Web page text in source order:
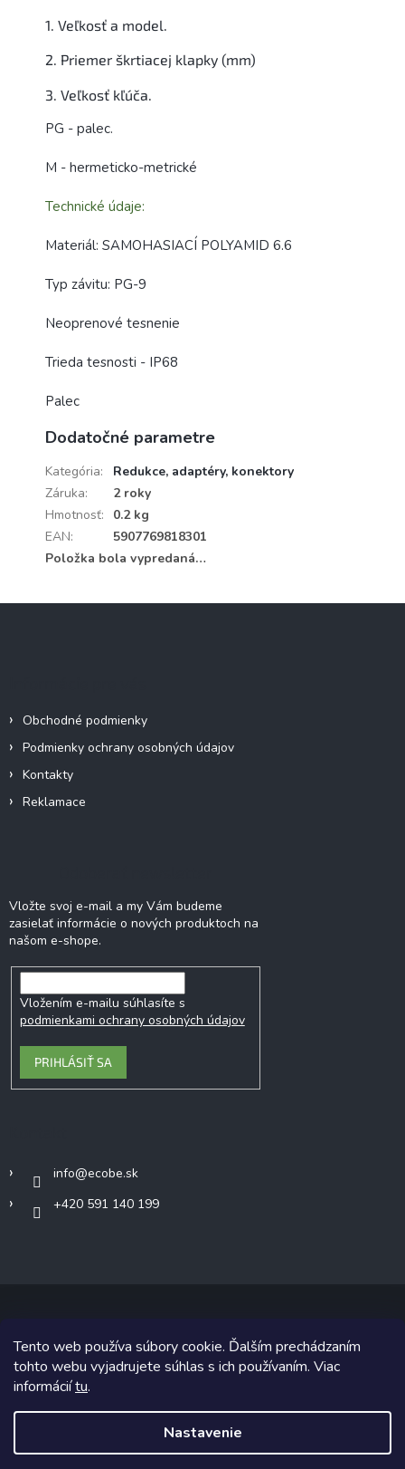
Tento web používa súbory cookie. Ďalším prechádzaním
tohto webu vyjadrujete súhlas s ich používaním. Viac
informáciítu.
Nastavenie
1. Veľkosť a model.
2. Priemer škrtiacej klapky (mm)
3. Veľkosť kľúča.
PG - palec.
M - hermeticko-metrické
Technické údaje:
Materiál: SAMOHASIACÍ POLYAMID 6.6
Typ závitu: PG-9
Neoprenové tesnenie
Trieda tesnosti - IP68
Palec
Dodatočné parametre
Kategória:
Redukce, adaptéry, konektory
Záruka:
2 roky
Hmotnosť:
0.2 kg
EAN:
5907769818301
Položka bola vypredaná…
Obchodné podmienky
Podmienky ochrany osobných údajov
Kontakty
Reklamace
Vložte svoj e-mail a my Vám budeme
zasielať informácie o nových produktoch na
našom e-shope.
Vložením e-mailu súhlasíte s
podmienkami ochrany osobných údajov
PRIHLÁSIŤ SA
info@ecobe.sk
+420 591 140 199
Copyright 2026Ecobe.sk. Všetky práva vyhradené.
Grafický návrh vytvoril a na Shoptet implementoval
Shoptetak.cz.